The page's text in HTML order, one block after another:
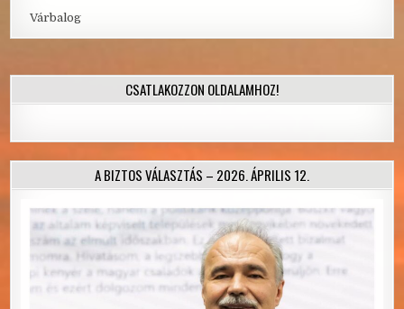
Várbalog
CSATLAKOZZON OLDALAMHOZ!
A BIZTOS VÁLASZTÁS – 2026. ÁPRILIS 12.